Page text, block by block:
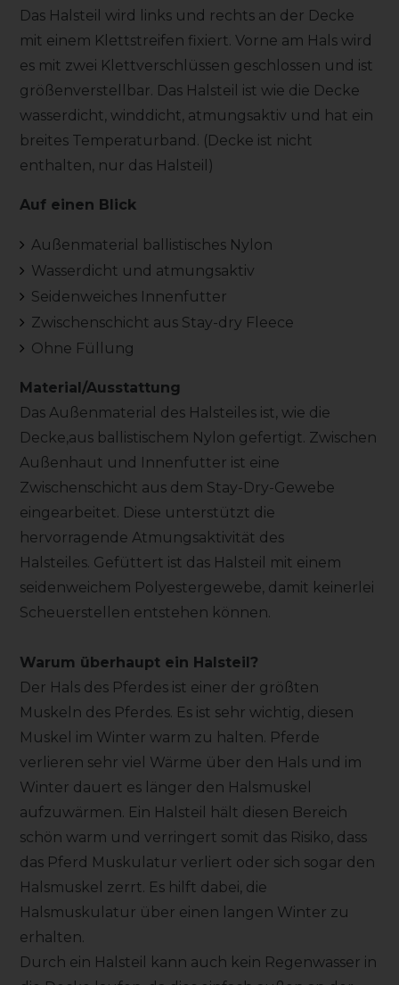
Das Halsteil wird links und rechts an der Decke
mit einem Klettstreifen fixiert. Vorne am Hals wird
es mit zwei Klettverschlüssen geschlossen und ist
größenverstellbar. Das Halsteil ist wie die Decke
wasserdicht, winddicht, atmungsaktiv und hat ein
breites Temperaturband. (Decke ist nicht
enthalten, nur das Halsteil)
Auf einen Blick
Außenmaterial ballistisches Nylon
Wasserdicht und atmungsaktiv
Seidenweiches Innenfutter
Zwischenschicht aus Stay-dry Fleece
Ohne Füllung
Material/Ausstattung
Das Außenmaterial des Halsteiles ist, wie die
Decke,aus ballistischem Nylon gefertigt. Zwischen
Außenhaut und Innenfutter ist eine
Zwischenschicht aus dem Stay-Dry-Gewebe
eingearbeitet. Diese unterstützt die
hervorragende Atmungsaktivität des
Halsteiles. Gefüttert ist das Halsteil mit einem
seidenweichem Polyestergewebe, damit keinerlei
Scheuerstellen entstehen können.
Warum überhaupt ein Halsteil?
Der Hals des Pferdes ist einer der größten
Muskeln des Pferdes. Es ist sehr wichtig, diesen
Muskel im Winter warm zu halten. Pferde
verlieren sehr viel Wärme über den Hals und im
Winter dauert es länger den Halsmuskel
aufzuwärmen. Ein Halsteil hält diesen Bereich
schön warm und verringert somit das Risiko, dass
das Pferd Muskulatur verliert oder sich sogar den
Halsmuskel zerrt. Es hilft dabei, die
Halsmuskulatur über einen langen Winter zu
erhalten.
Durch ein Halsteil kann auch kein Regenwasser in